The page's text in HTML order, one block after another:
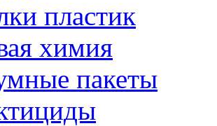
пластик
химия
пакеты